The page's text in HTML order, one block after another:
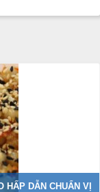
HẤP DẪN CHUẨN VỊ